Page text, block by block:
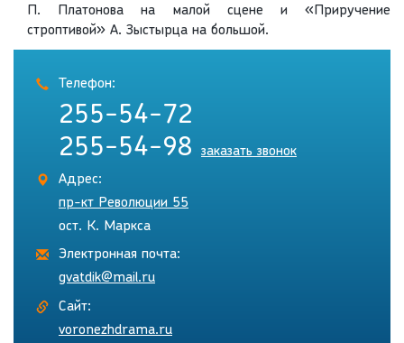
П. Платонова на малой сцене и «Приручение
строптивой» А. Зыстырца на большой.
Телефон:
255-54-72
255-54-98
заказать звонок
Адрес:
пр-кт Революции 55
ост. К. Маркса
Электронная почта:
gvatdik@mail.ru
Сайт:
voronezhdrama.ru